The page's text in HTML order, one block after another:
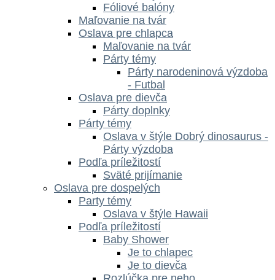
Fóliové balóny
Maľovanie na tvár
Oslava pre chlapca
Maľovanie na tvár
Párty témy
Párty narodeninová výzdoba
- Futbal
Oslava pre dievča
Párty doplnky
Párty témy
Oslava v štýle Dobrý dinosaurus -
Párty výzdoba
Podľa príležitostí
Sväté prijímanie
Oslava pre dospelých
Party témy
Oslava v štýle Hawaii
Podľa príležitostí
Baby Shower
Je to chlapec
Je to dievča